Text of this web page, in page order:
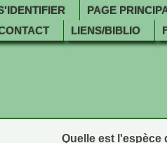
PAGE
LIENS/BIBLIO
Quelle est l'espèce